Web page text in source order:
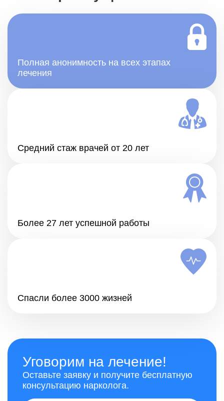
Полная анонимность на всех этапах
лечения
Средний стаж врачей от 20 лет
Более 27 лет успешной работы
Спасли более 3000 жизней
Уговорим на лечение!
Оставьте заявку и получите бесплатную
консультацию нарколога.